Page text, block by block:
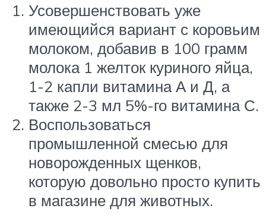
Усовершенствовать уже
имеющийся вариант с коровьим
молоком, добавив в 100 грамм
молока 1 желток куриного яйца,
1-2 капли витамина А и Д, а
также 2-3 мл 5%-го витамина С.
Воспользоваться
промышленной смесью для
новорожденных щенков,
которую довольно просто купить
в магазине для животных.